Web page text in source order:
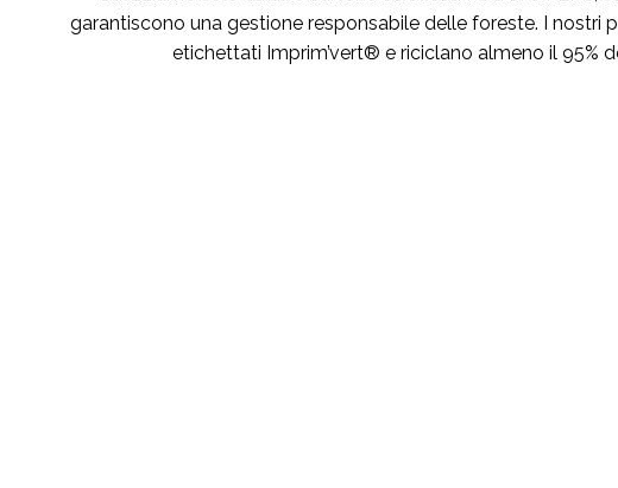
garantiscono una gestione responsabile delle foreste. I nostri
etichettati Imprim’vert® e riciclano almeno il 95%